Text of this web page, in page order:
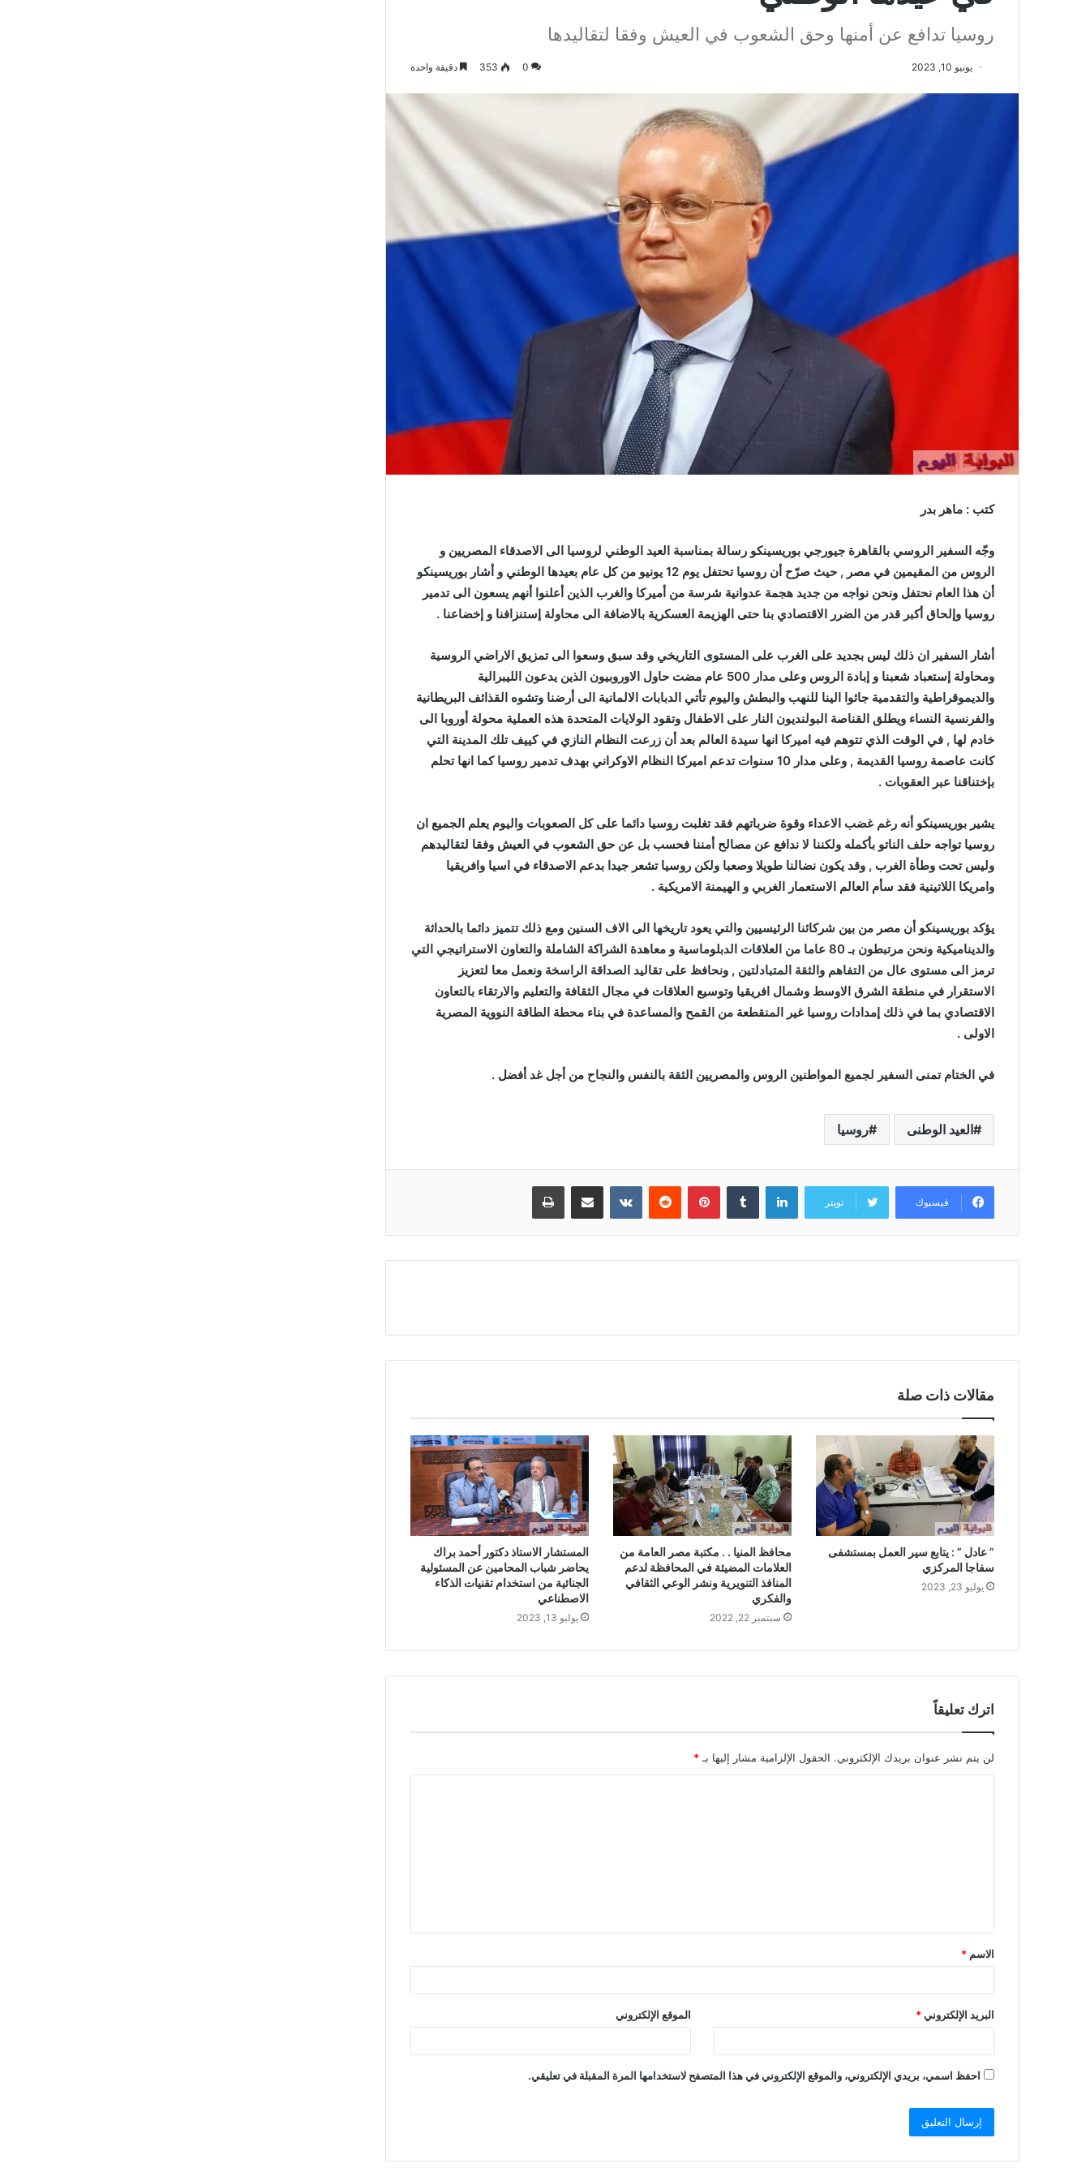
روسيا تدافع عن أمنها وحق الشعوب في العيش وفقا لتقاليدها
يونيو 10, 2023 0
353 دقيقة واحدة
كتب : ماهر بدر
وجّه السفير الروسي بالقاهرة جيورجي بوريسينكو رسالة بمناسبة العيد الوطني لروسيا الى الاصدقاء المصريين و
الروس من المقيمين في مصر , حيث صرّح أن روسيا تحتفل يوم 12 يونيو من كل عام بعيدها الوطني و أشار بوريسينكو
أن هذا العام نحتفل ونحن نواجه من جديد هجمة عدوانية شرسة من أميركا والغرب الذين أعلنوا أنهم يسعون الى تدمير
روسيا وإلحاق أكبر قدر من الضرر الاقتصادي بنا حتى الهزيمة العسكرية بالاضافة الى محاولة إستنزافنا و إخضاعنا .
أشار السفير ان ذلك ليس بجديد على الغرب على المستوى التاريخي وقد سبق وسعوا الى تمزيق الاراضي الروسية
ومحاولة إستعباد شعبنا و إبادة الروس وعلى مدار 500 عام مضت حاول الاوروبيون الذين يدعون الليبرالية
والديموقراطية والتقدمية جائوا الينا للنهب والبطش واليوم تأتي الدبابات الالمانية الى أرضنا وتشوه القذائف البريطانية
والفرنسية النساء ويطلق القناصة البولنديون النار على الاطفال وتقود الولايات المتحدة هذه العملية محولة أوروبا الى
خادم لها , في الوقت الذي تتوهم فيه اميركا انها سيدة العالم بعد أن زرعت النظام النازي في كييف تلك المدينة التي
كانت عاصمة روسيا القديمة , وعلى مدار 10 سنوات تدعم اميركا النظام الاوكراني بهدف تدمير روسيا كما انها تحلم
بإختناقنا عبر العقوبات .
يشير بوريسينكو أنه رغم غضب الاعداء وقوة ضرباتهم فقد تغلبت روسيا دائما على كل الصعوبات واليوم يعلم الجميع ان
روسيا تواجه حلف الناتو بأكمله ولكننا لا ندافع عن مصالح أمننا فحسب بل عن حق الشعوب في العيش وفقا لتقاليدهم
وليس تحت وطأة الغرب , وقد يكون نضالنا طويلا وصعبا ولكن روسيا تشعر جيدا بدعم الاصدقاء في اسيا وافريقيا
وامريكا اللاتينية فقد سأم العالم الاستعمار الغربي و الهيمنة الامريكية .
يؤكد بوريسينكو أن مصر من بين شركائنا الرئيسيين والتي يعود تاريخها الى الاف السنين ومع ذلك تتميز دائما بالحداثة
والديناميكية ونحن مرتبطون بـ 80 عاما من العلاقات الدبلوماسية و معاهدة الشراكة الشاملة والتعاون الاستراتيجي التي
ترمز الى مستوى عال من التفاهم والثقة المتبادلتين , ونحافظ على تقاليد الصداقة الراسخة ونعمل معا لتعزيز
الاستقرار في منطقة الشرق الاوسط وشمال افريقيا وتوسيع العلاقات في مجال الثقافة والتعليم والارتقاء بالتعاون
الاقتصادي بما في ذلك إمدادات روسيا غير المنقطعة من القمح والمساعدة في بناء محطة الطاقة النووية المصرية
الاولى .
في الختام تمنى السفير لجميع المواطنين الروس والمصريين الثقة بالنفس والنجاح من أجل غد أفضل .
العيد الوطنى روسيا
فيسبوك تويتر
لينكدإن بينتيريست مشاركة عبر البريد طباعة
مقالات ذات صلة
” عادل ” : يتابع سير العمل بمستشفى
سفاجا المركزي
يوليو 23, 2023
محافظ المنيا . . مكتبة مصر العامة من
العلامات المضيئة في المحافظة لدعم
المنافذ التنويرية ونشر الوعي الثقافي
والفكري
سبتمبر 22, 2022
المستشار الاستاذ دكتور أحمد براك
يحاضر شباب المحامين عن المسئولية
الجنائية من استخدام تقنيات الذكاء
الاصطناعي
يوليو 13, 2023
اترك تعليقاً
لن يتم نشر عنوان بريدك الإلكتروني. الحقول الإلزامية مشار إليها بـ*
ق
*
الاسم *
البريد الإلكتروني* الموقع الإلكتروني
احفظ اسمي، بريدي الإلكتروني، والموقع الإلكتروني في هذا المتصفح لاستخدامها المرة المقبلة في تعليقي.